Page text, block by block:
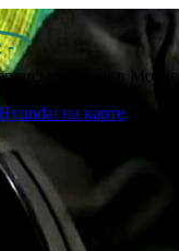
Хендай в Москве
на карте